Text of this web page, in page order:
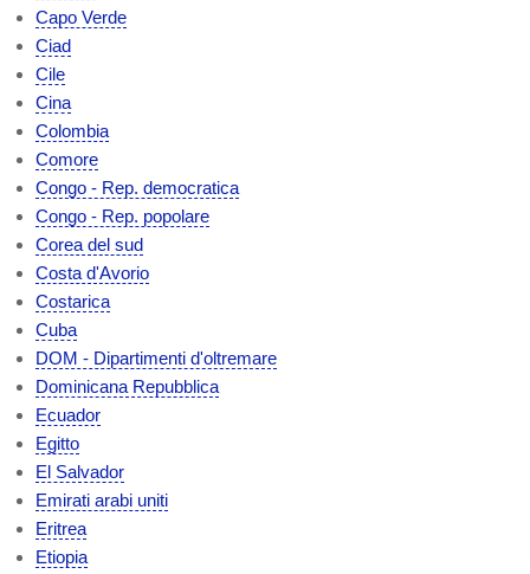
Capo Verde
Ciad
Cile
Cina
Colombia
Comore
Congo - Rep. democratica
Congo - Rep. popolare
Corea del sud
Costa d'Avorio
Costarica
Cuba
DOM - Dipartimenti d'oltremare
Dominicana Repubblica
Ecuador
Egitto
El Salvador
Emirati arabi uniti
Eritrea
Etiopia